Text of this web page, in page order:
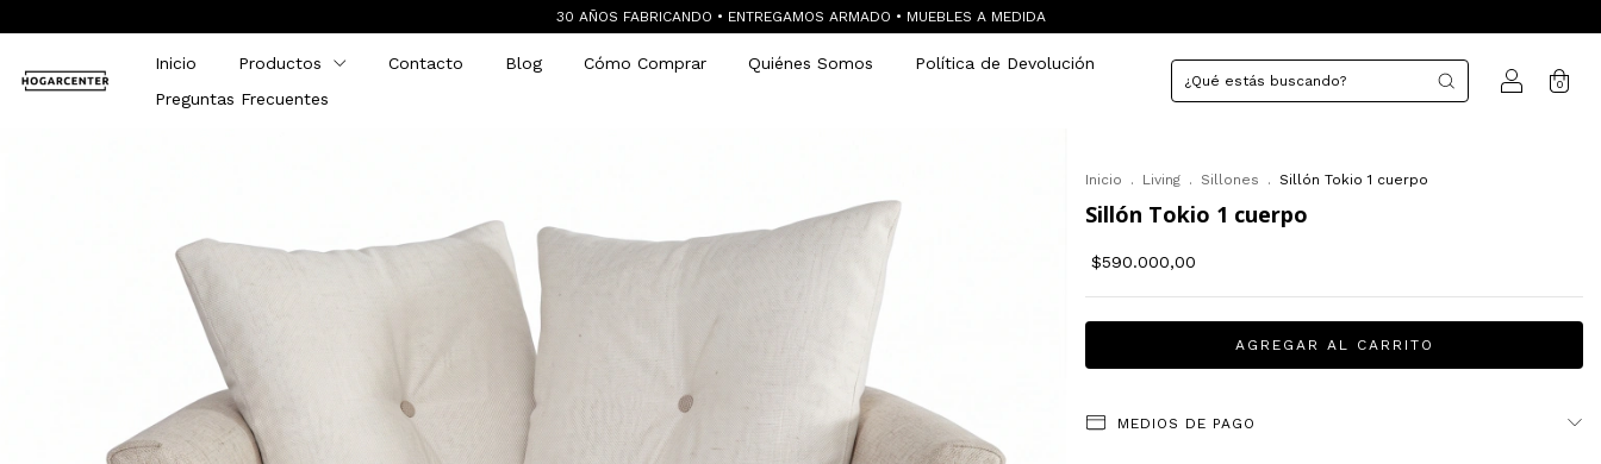
30 AÑOS FABRICANDO • ENTREGAMOS ARMADO • MUEBLES A MEDIDA
Inicio Productos Contacto Blog Cómo Comprar Quiénes Somos
Política de Devolución
Preguntas Frecuentes
0
Inicio . Living . Sillones . Sillón Tokio 1 cuerpo
Sillón Tokio 1 cuerpo
$590.000,00
MEDIOS DE PAGO